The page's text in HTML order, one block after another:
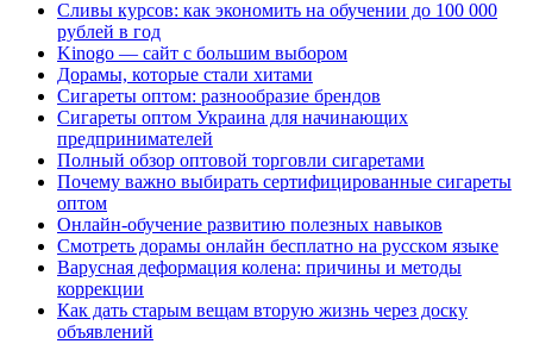
Сливы курсов: как экономить на обучении до 100 000
рублей в год
Kinogo — сайт с большим выбором
Дорамы, которые стали хитами
Сигареты оптом: разнообразие брендов
Сигареты оптом Украина для начинающих
предпринимателей
Полный обзор оптовой торговли сигаретами
Почему важно выбирать сертифицированные сигареты
оптом
Онлайн-обучение развитию полезных навыков
Смотреть дорамы онлайн бесплатно на русском языке
Варусная деформация колена: причины и методы
коррекции
Как дать старым вещам вторую жизнь через доску
объявлений